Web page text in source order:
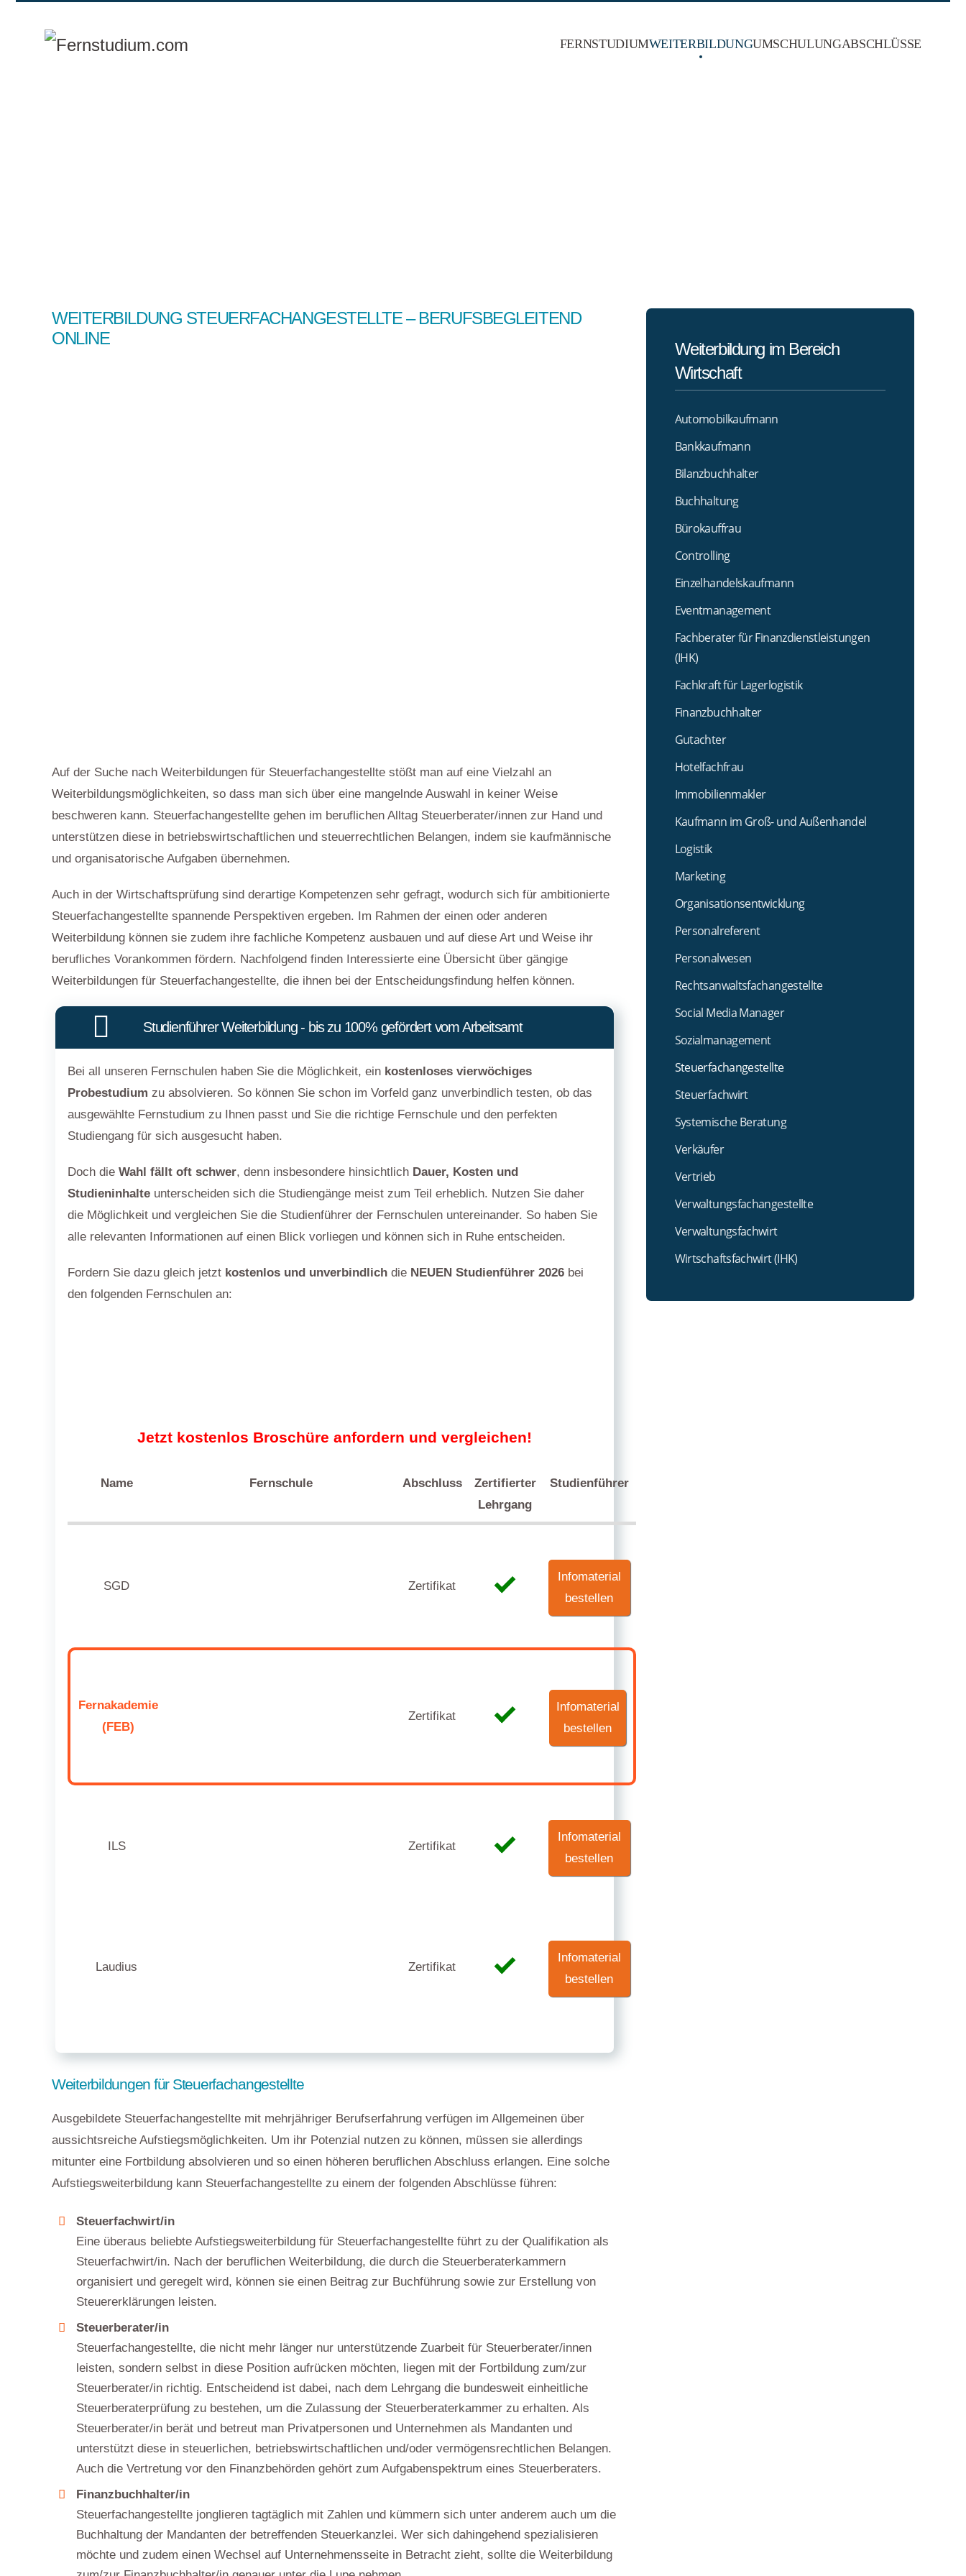
Zum Hauptinhalt springen FERNSTUDIUMWEITERBILDUNGUMSCHULUNGABSCHLÜSSE
WEITERBILDUNG STEUERFACHANGESTELLTE – BERUFSBEGLEITEND
ONLINE
Auf der Suche nach Weiterbildungen für Steuerfachangestellte stößt man auf eine Vielzahl an
Weiterbildungsmöglichkeiten, so dass man sich über eine mangelnde Auswahl in keiner Weise
beschweren kann. Steuerfachangestellte gehen im beruflichen Alltag Steuerberater/innen zur Hand und
unterstützen diese in betriebswirtschaftlichen und steuerrechtlichen Belangen, indem sie kaufmännische
und organisatorische Aufgaben übernehmen.
Auch in der Wirtschaftsprüfung sind derartige Kompetenzen sehr gefragt, wodurch sich für ambitionierte
Steuerfachangestellte spannende Perspektiven ergeben. Im Rahmen der einen oder anderen
Weiterbildung können sie zudem ihre fachliche Kompetenz ausbauen und auf diese Art und Weise ihr
berufliches Vorankommen fördern. Nachfolgend finden Interessierte eine Übersicht über gängige
Weiterbildungen für Steuerfachangestellte, die ihnen bei der Entscheidungsfindung helfen können.
Studienführer Weiterbildung - bis zu 100% gefördert vom Arbeitsamt
Bei all unseren Fernschulen haben Sie die Möglichkeit, ein kostenloses vierwöchiges
Probestudium zu absolvieren. So können Sie schon im Vorfeld ganz unverbindlich testen, ob das
ausgewählte Fernstudium zu Ihnen passt und Sie die richtige Fernschule und den perfekten
Studiengang für sich ausgesucht haben.
Doch dieWahl fällt oft schwer, denn insbesondere hinsichtlich Dauer, Kosten und
Studieninhalte unterscheiden sich die Studiengänge meist zum Teil erheblich. Nutzen Sie daher
die Möglichkeit und vergleichen Sie die Studienführer der Fernschulen untereinander. So haben Sie
alle relevanten Informationen auf einen Blick vorliegen und können sich in Ruhe entscheiden.
Fordern Sie dazu gleich jetzt kostenlos und unverbindlich die NEUEN Studienführer 2026 bei
den folgenden Fernschulen an:
Jetzt kostenlos Broschüre anfordern und vergleichen!
Name Fernschule Abschluss
Zertifierter
Lehrgang
Studienführer
SGD Zertifikat
Infomaterial
bestellen
Fernakademie
(FEB)
Zertifikat
Infomaterial
bestellen
ILS Zertifikat
Infomaterial
bestellen
Laudius Zertifikat
Infomaterial
bestellen
Weiterbildungen für Steuerfachangestellte
Ausgebildete Steuerfachangestellte mit mehrjähriger Berufserfahrung verfügen im Allgemeinen über
aussichtsreiche Aufstiegsmöglichkeiten. Um ihr Potenzial nutzen zu können, müssen sie allerdings
mitunter eine Fortbildung absolvieren und so einen höheren beruflichen Abschluss erlangen. Eine solche
Aufstiegsweiterbildung kann Steuerfachangestellte zu einem der folgenden Abschlüsse führen:
Steuerfachwirt/in
Eine überaus beliebte Aufstiegsweiterbildung für Steuerfachangestellte führt zu der Qualifikation als
Steuerfachwirt/in. Nach der beruflichen Weiterbildung, die durch die Steuerberaterkammern
organisiert und geregelt wird, können sie einen Beitrag zur Buchführung sowie zur Erstellung von
Steuererklärungen leisten.
Steuerberater/in
Steuerfachangestellte, die nicht mehr länger nur unterstützende Zuarbeit für Steuerberater/innen
leisten, sondern selbst in diese Position aufrücken möchten, liegen mit der Fortbildung zum/zur
Steuerberater/in richtig. Entscheidend ist dabei, nach dem Lehrgang die bundesweit einheitliche
Steuerberaterprüfung zu bestehen, um die Zulassung der Steuerberaterkammer zu erhalten. Als
Steuerberater/in berät und betreut man Privatpersonen und Unternehmen als Mandanten und
unterstützt diese in steuerlichen, betriebswirtschaftlichen und/oder vermögensrechtlichen Belangen.
Auch die Vertretung vor den Finanzbehörden gehört zum Aufgabenspektrum eines Steuerberaters.
Finanzbuchhalter/in
Steuerfachangestellte jonglieren tagtäglich mit Zahlen und kümmern sich unter anderem auch um die
Buchhaltung der Mandanten der betreffenden Steuerkanzlei. Wer sich dahingehend spezialisieren
möchte und zudem einen Wechsel auf Unternehmensseite in Betracht zieht, sollte die Weiterbildung
Weiterbildung im Bereich
Wirtschaft
Automobilkaufmann
Bankkaufmann
Bilanzbuchhalter
Buchhaltung
Bürokauffrau
Controlling
Einzelhandelskaufmann
Eventmanagement
Fachberater für Finanzdienstleistungen
(IHK)
Fachkraft für Lagerlogistik
Finanzbuchhalter
Gutachter
Hotelfachfrau
Immobilienmakler
Kaufmann im Groß- und Außenhandel
Logistik
Marketing
Organisationsentwicklung
Personalreferent
Personalwesen
Rechtsanwaltsfachangestellte
Social Media Manager
Sozialmanagement
Steuerfachangestellte
Steuerfachwirt
Systemische Beratung
Verkäufer
Vertrieb
Verwaltungsfachangestellte
Verwaltungsfachwirt
Wirtschaftsfachwirt (IHK)